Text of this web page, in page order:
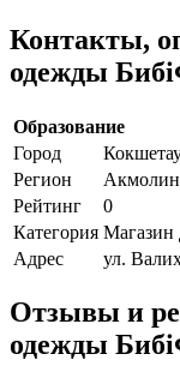
Контакты,
одежды
Образование
Город
Регион
Рейтинг
0
Категория Магазин
Адрес
ул.
Отзывы и
одежды